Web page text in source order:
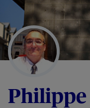
Philippe